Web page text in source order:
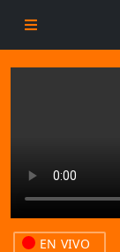
EN VIVO